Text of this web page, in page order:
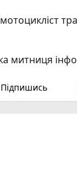
митниця
Підпишись